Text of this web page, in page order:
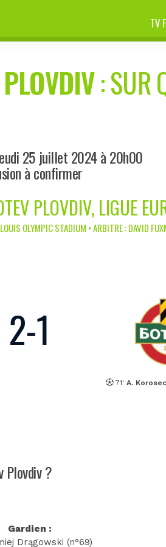
TV
: SUR
25 juillet 2024 à 20h00
à confirmer
PLOVDIV, LIGUE
OLYMPIC STADIUM • ARBITRE : DAVID
2-1
71'A.
Plovdiv ?
Gardien :
Drągowski (n°69)